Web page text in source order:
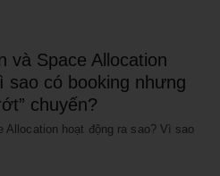
và Space Allocation
sao có booking nhưng
chuyến?
Allocation hoạt động ra sao? Vì sao